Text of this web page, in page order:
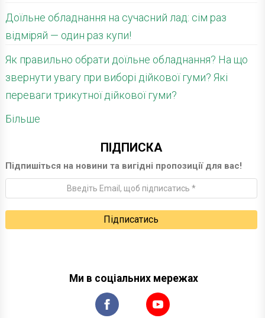
Доїльне обладнання на сучасний лад: сім раз
відміряй — один раз купи!
Як правильно обрати доїльне обладнання? На що
звернути увагу при виборі дійкової гуми? Які
переваги трикутної дійкової гуми?
Більше
ПІДПИСКА
Підпишіться на новини та вигідні пропозиції для вас!
Ми в соціальних мережах